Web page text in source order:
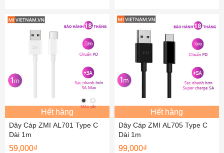
Hết hàng
Dây Cáp ZMI AL701 Type C
Dài 1m
59,000₫
Hết hàng
Dây Cáp ZMI AL705 Type C
Dài 1m
99,000₫